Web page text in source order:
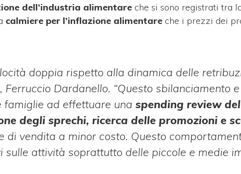
dell’industria alimentare che si sono registrati tra
calmiere per l’inflazione alimentare che i prezzi dei
doppia rispetto alla dinamica delle
Dardanello. “Questo sbilanciamento
famiglie ad effettuare una spending review
degli sprechi, ricerca delle promozioni e
di vendita a minor costo. Questo
sulle attività soprattutto delle piccole e medie